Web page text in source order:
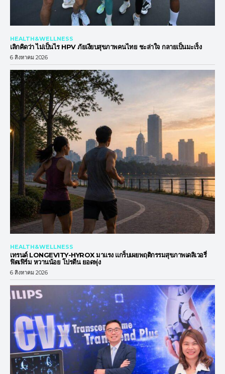
HEALTH&WELLNESS
เลิกคิดว่า ไม่เป็นไร HPV ภัยเงียบสุขภาพคนไทย ชะล่าใจ กลายเป็นมะเร็ง
6 สิงหาคม 2026
HEALTH&WELLNESS
เทรนด์ LONGEVITY-HYROX มาแรง แกร็บเผยพฤติกรรมสุขภาพเดลิเวอรี่
ฟิตเฟิร์ม หวานน้อย โปรตีน ยอดพุ่ง
6 สิงหาคม 2026